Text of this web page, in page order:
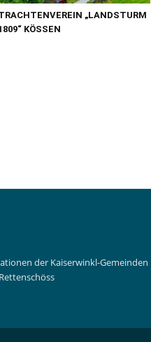
„LANDSTURM
KÖSSEN
der Kaiserwinkl-Gemeinden